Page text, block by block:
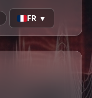
FR ▼